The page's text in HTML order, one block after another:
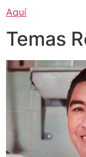
Aquí
Temas